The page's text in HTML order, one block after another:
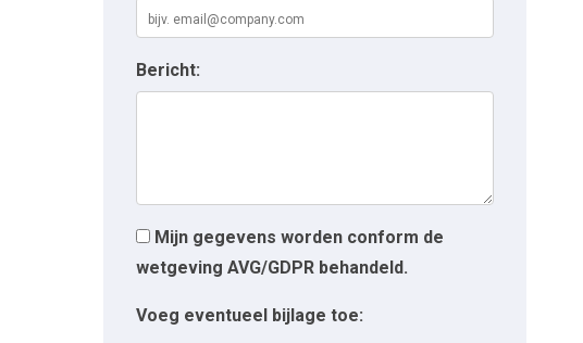
Bericht:
Mijn gegevens worden conform de
wetgeving AVG/GDPR behandeld.
Voeg eventueel bijlage toe: